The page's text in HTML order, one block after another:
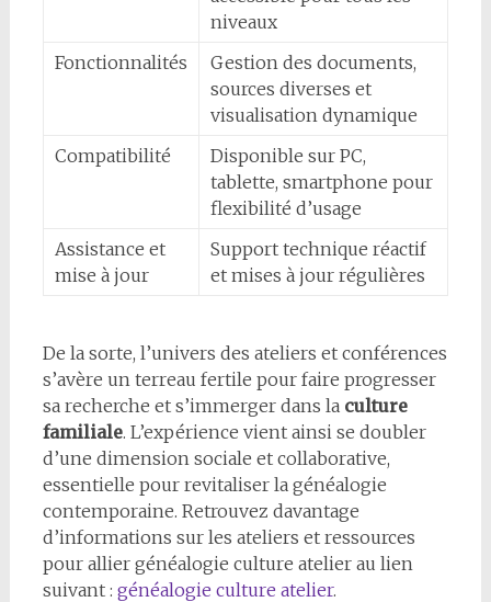
niveaux
Fonctionnalités
Gestion des documents,
sources diverses et
visualisation dynamique
Compatibilité
Disponible sur PC,
tablette, smartphone pour
flexibilité d’usage
Assistance et
mise à jour
Support technique réactif
et mises à jour régulières
De la sorte, l’univers des ateliers et conférences
s’avère un terreau fertile pour faire progresser
sa recherche et s’immerger dans la culture
familiale. L’expérience vient ainsi se doubler
d’une dimension sociale et collaborative,
essentielle pour revitaliser la généalogie
contemporaine. Retrouvez davantage
d’informations sur les ateliers et ressources
pour allier généalogie culture atelier au lien
suivant : généalogie culture atelier.